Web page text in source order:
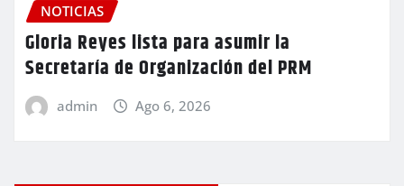
NOTICIAS
Gloria Reyes lista para asumir la
Secretaría de Organización del PRM
admin Ago 6, 2026